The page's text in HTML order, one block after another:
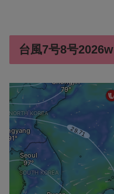
台風7号8号